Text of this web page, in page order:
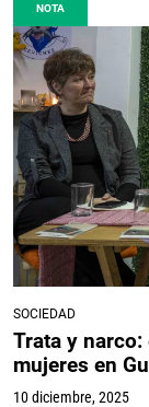
NOTA
SOCIEDAD
Trata y
mujeres en
10 diciembre, 2025